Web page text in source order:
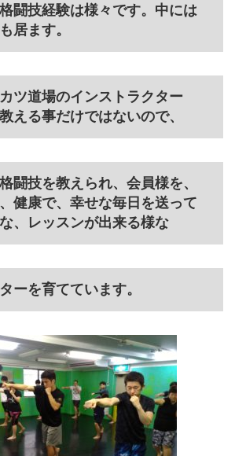
闘技経験は様々です。中には
居ます。
ツ道場のインストラクター
える事だけではないので、
闘技を教えられ、会員様を、
健康で、幸せな毎日を送って
、レッスンが出来る様な
ーを育てています。